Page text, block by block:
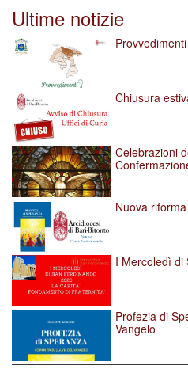
per
vedere
l'immagine
alle
dimensioni
originali…
Ultime notizie
Chiusura
Celebrazioni
Nuova
I Mercoledì di
Profezia di
Vangelo